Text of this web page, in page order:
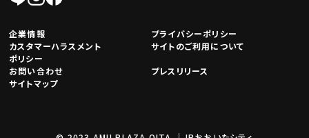
企業情報
プライバシーポリシー
カスタマーハラスメント
ポリシー
サイトのご利用について
お問い合わせ
プレスリリース
サイトマップ